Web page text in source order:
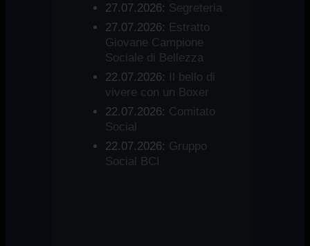
27.07.2026: Segreteria
27.07.2026: Estratto
Giovane Campione
Sociale di Bellezza
22.07.2026: Il bello di
vivere con un Boxer
22.07.2026: Comitato
Social
22.07.2026: Gruppo
Social BCI